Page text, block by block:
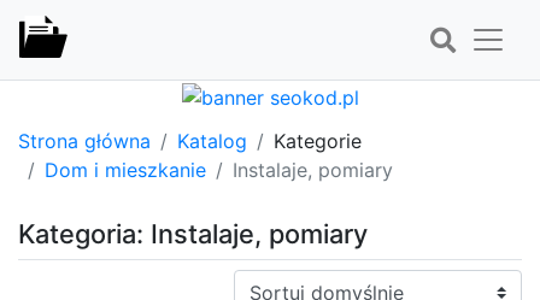
Strona główna Katalog
Kategorie
Dom i mieszkanie
Instalaje, pomiary
Kategoria: Instalaje, pomiary
Sortuj: